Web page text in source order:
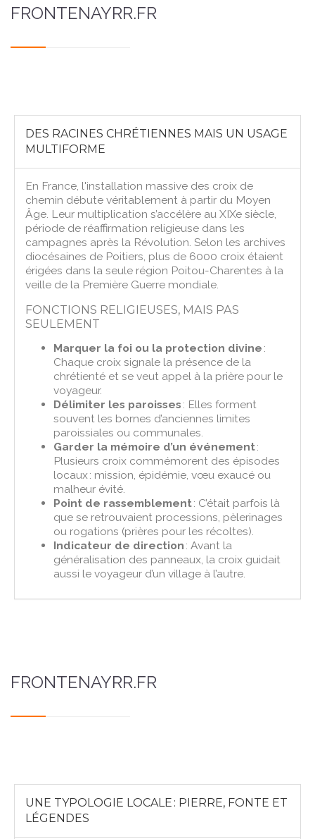
FRONTENAYRR.FR
DES RACINES CHRÉTIENNES MAIS UN USAGE
MULTIFORME
En France, l'installation massive des croix de
chemin débute véritablement à partir du Moyen
Âge. Leur multiplication s’accélère au XIXe siècle,
période de réaffirmation religieuse dans les
campagnes après la Révolution. Selon les archives
diocésaines de Poitiers, plus de 6000 croix étaient
érigées dans la seule région Poitou-Charentes à la
veille de la Première Guerre mondiale.
FONCTIONS RELIGIEUSES, MAIS PAS
SEULEMENT
Marquer la foi ou la protection divine :
Chaque croix signale la présence de la
chrétienté et se veut appel à la prière pour le
voyageur.
Délimiter les paroisses : Elles forment
souvent les bornes d’anciennes limites
paroissiales ou communales.
Garder la mémoire d’un événement:
Plusieurs croix commémorent des épisodes
locaux : mission, épidémie, vœu exaucé ou
malheur évité.
Point de rassemblement: C’était parfois là
que se retrouvaient processions, pèlerinages
ou rogations (prières pour les récoltes).
Indicateur de direction : Avant la
généralisation des panneaux, la croix guidait
aussi le voyageur d’un village à l’autre.
FRONTENAYRR.FR
UNE TYPOLOGIE LOCALE : PIERRE, FONTE ET
LÉGENDES